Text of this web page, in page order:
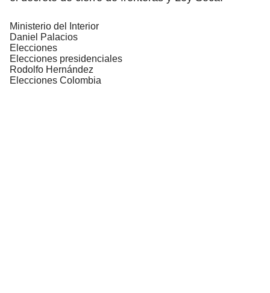
Ministerio del Interior
Daniel Palacios
Elecciones
Elecciones presidenciales
Rodolfo Hernández
Elecciones Colombia